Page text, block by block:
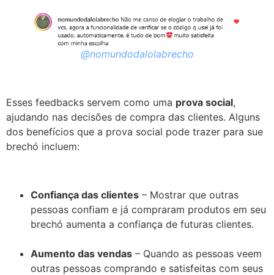
@nomundodalolabrecho
Esses feedbacks servem como uma prova social,
ajudando nas decisões de compra das clientes. Alguns
dos benefícios que a prova social pode trazer para sue
brechó incluem:
Confiança das clientes – Mostrar que outras
pessoas confiam e já compraram produtos em seu
brechó aumenta a confiança de futuras clientes.
Aumento das vendas – Quando as pessoas veem
outras pessoas comprando e satisfeitas com seus